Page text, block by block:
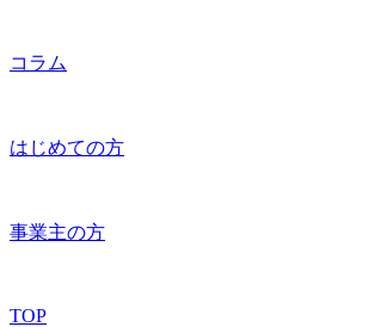
コラム
はじめての方
事業主の方
TOP